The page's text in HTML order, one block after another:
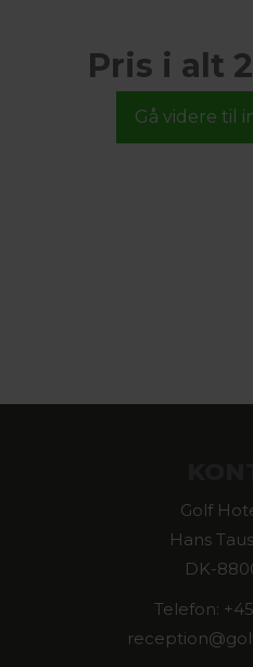
Pris i alt
Golf
Hans
DK-
Telefon: